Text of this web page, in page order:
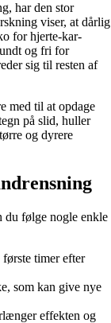
har den stor
viser, at dårlig
for hjerte-kar-
og fri for
sig til resten af
med til at opdage
på slid, huller
og dyrere
du følge nogle enkle
første timer efter
som kan give nye
effekten og